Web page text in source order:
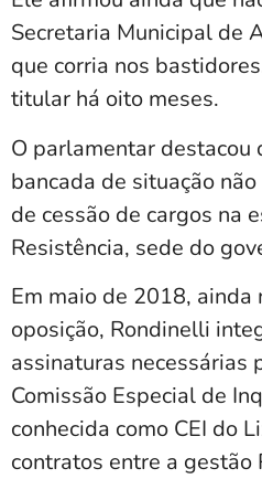
Secretaria Municipal de
que corria nos
titular há oito meses.
O parlamentar destacou
bancada de situação
de cessão de cargos na
Resistência, sede do
Em maio de 2018, ainda
oposição, Rondinelli
assinaturas necessárias
Comissão Especial de
conhecida como CEI do
contratos entre a gestão